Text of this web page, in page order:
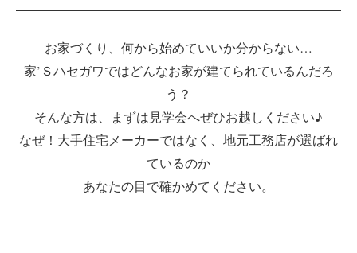
お家づくり、何から始めていいか分からない…
家’Ｓハセガワではどんなお家が建てられているんだろ
う？
そんな方は、まずは見学会へぜひお越しください♪
なぜ！大手住宅メーカーではなく、地元工務店が選ばれ
ているのか
あなたの目で確かめてください。